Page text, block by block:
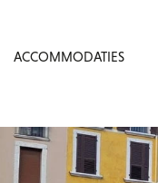
ACCOMMODATIES